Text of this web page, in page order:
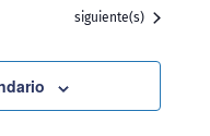
Eventos
siguiente(s)